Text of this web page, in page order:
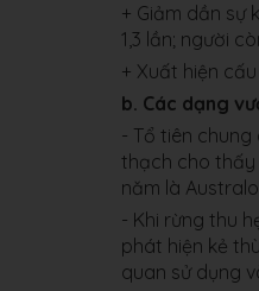
+ Giảm dần sự
1,3 lần; người
+ Xuất hiện
b. Các dạng
- Tổ tiên
thạch cho thấy
năm là
- Khi rừng thu
phát hiện kẻ
quan sử dụng